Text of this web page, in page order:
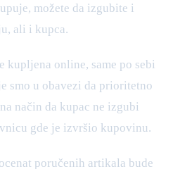
možete da izgubite i
ali i kupca.
kupljena online, same po sebi
smo u obavezi da prioritetno
način da kupac ne izgubi
gde je izvršio kupovinu.
poručenih artikala bude